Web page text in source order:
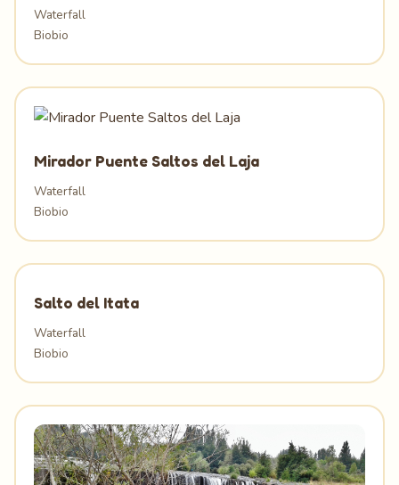
Waterfall
Biobio
Mirador Puente Saltos del Laja
Waterfall
Biobio
Salto del Itata
Waterfall
Biobio